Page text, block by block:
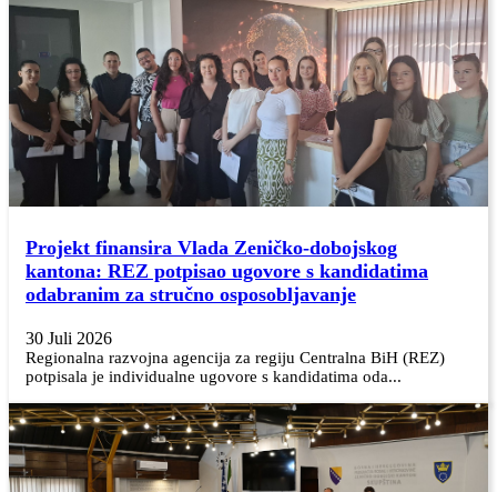
Projekt finansira Vlada Zeničko-dobojskog
kantona: REZ potpisao ugovore s kandidatima
odabranim za stručno osposobljavanje
30 Juli 2026
Regionalna razvojna agencija za regiju Centralna BiH (REZ)
potpisala je individualne ugovore s kandidatima oda...